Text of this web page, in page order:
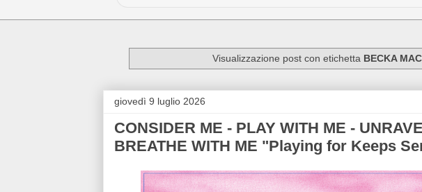
Visualizzazione post con etichetta BECKA
giovedì 9 luglio 2026
CONSIDER ME - PLAY WITH ME -
BREATHE WITH ME "Playing for Keeps